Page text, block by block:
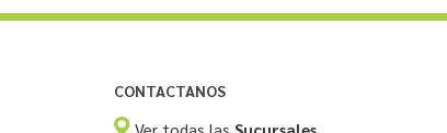
CONTACTANOS
Ver todas las Sucursales